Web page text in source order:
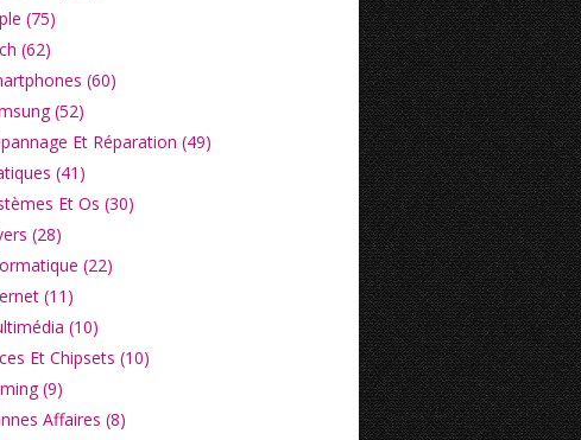
(75)
(62)
(60)
(52)
Et Réparation (49)
(41)
Et Os (30)
(28)
(22)
(11)
(10)
Et Chipsets (10)
(9)
Affaires (8)